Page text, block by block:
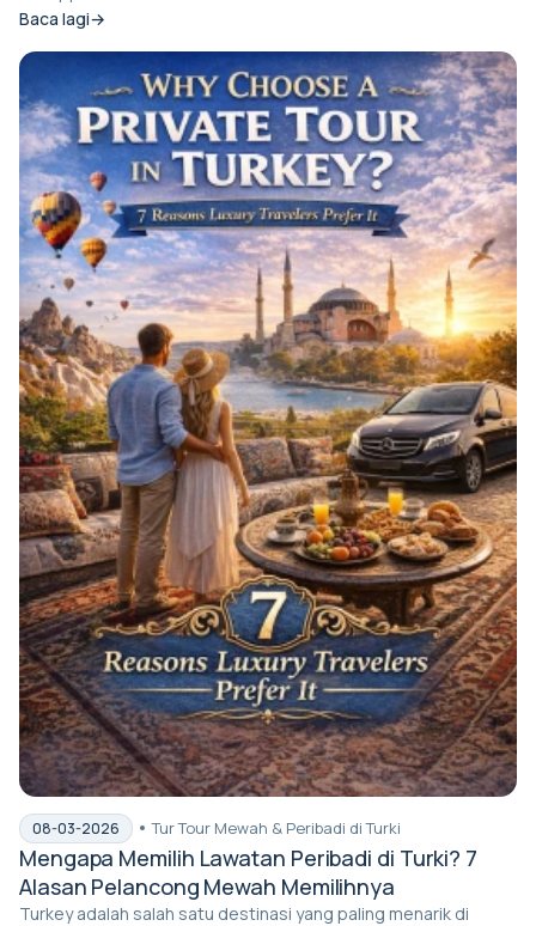
Baca lagi
08-03-2026 Tur Tour Mewah & Peribadi di Turki
Mengapa Memilih Lawatan Peribadi di Turki? 7
Alasan Pelancong Mewah Memilihnya
Turkey adalah salah satu destinasi yang paling menarik di